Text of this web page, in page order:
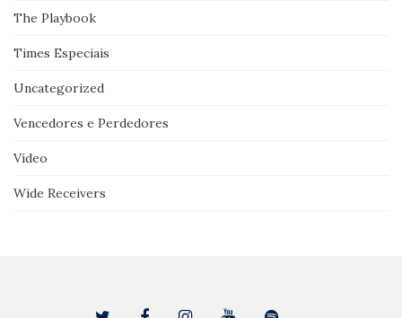
The Playbook
Times Especiais
Uncategorized
Vencedores e Perdedores
Vídeo
Wide Receivers